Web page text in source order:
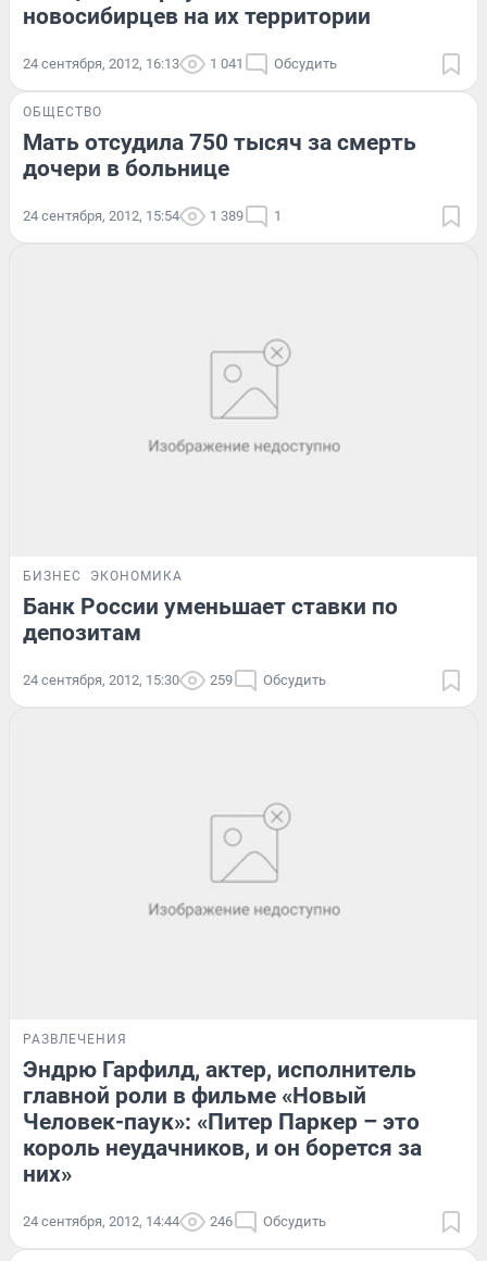
новосибирцев на их территории
24 сентября, 2012, 16:13 1 041 Обсудить
ОБЩЕСТВО
Мать отсудила 750 тысяч за смерть
дочери в больнице
24 сентября, 2012, 15:54 1 389 1
БИЗНЕС ЭКОНОМИКА
Банк России уменьшает ставки по
депозитам
24 сентября, 2012, 15:30 259 Обсудить
РАЗВЛЕЧЕНИЯ
Эндрю Гарфилд, актер, исполнитель
главной роли в фильме «Новый
Человек-паук»: «Питер Паркер – это
король неудачников, и он борется за
них»
24 сентября, 2012, 14:44 246 Обсудить